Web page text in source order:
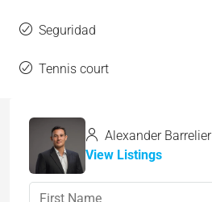
Seguridad
Tennis court
Alexander Barrelier
View Listings